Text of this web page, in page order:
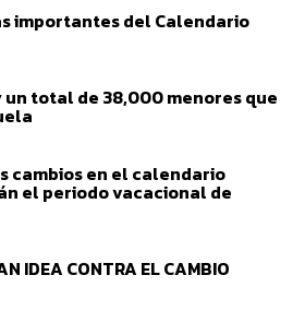
importantes del Calendario
un total de 38,000 menores que
cambios en el calendario
el periodo vacacional de
IDEA CONTRA EL CAMBIO